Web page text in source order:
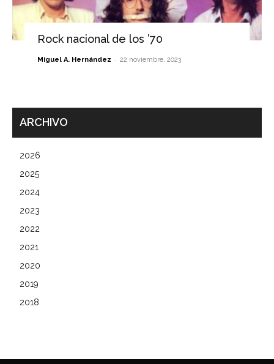
Rock nacional de los ’70
Miguel A. Hernández - 22 noviembre, 2023
ARCHIVO
2026
2025
2024
2023
2022
2021
2020
2019
2018